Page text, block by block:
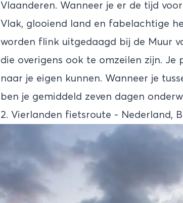
Vlaanderen. Wanneer je er de tijd
Vlak, glooiend land en fabelachtige
worden flink uitgedaagd bij de Muur
die overigens ook te omzeilen zijn.
naar je eigen kunnen. Wanneer je
ben je gemiddeld zeven dagen
2. Vierlanden fietsroute - Nederland,